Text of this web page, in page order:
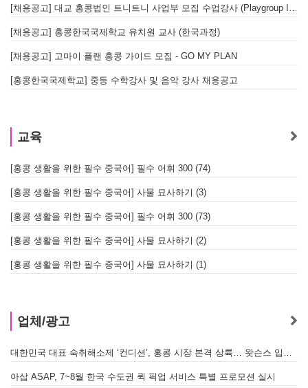
[채용공고] 대교 홍콩법인 트니트니 사업부 모집 수업강사 (Playgroup Instructor)
[채용공고] 홍콩한국국제학교 유치원 교사 (한국과정)
[채용공고] 고마이 플랜 홍콩 가이드 모집 - GO MY PLAN
[홍콩한국국제학교] 중등 수학강사 및 음악 강사 채용공고
교육
[홍콩 생활을 위한 필수 중국어] 필수 어휘 300 (74)
[홍콩 생활을 위한 필수 중국어] 사물 묘사하기 (3)
[홍콩 생활을 위한 필수 중국어] 필수 어휘 300 (73)
[홍콩 생활을 위한 필수 중국어] 사물 묘사하기 (2)
[홍콩 생활을 위한 필수 중국어] 사물 묘사하기 (1)
업체/광고
대한민국 대표 숙취해소제 ‘컨디션’, 홍콩 시장 본격 상륙… 왓슨스 입점 기념 할인 행사 진행
아삽 ASAP, 7~8월 한국 수도권 퀵 픽업 서비스 특별 프로모션 실시